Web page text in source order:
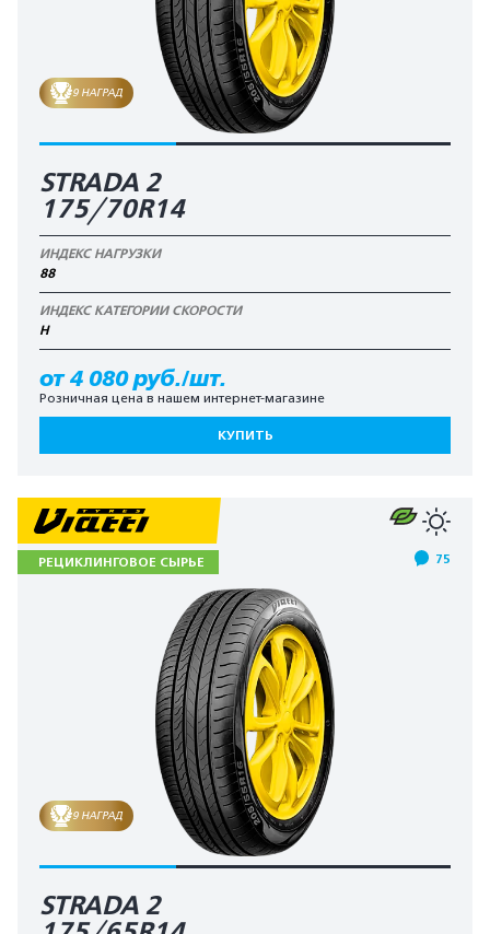
9 НАГРАД
STRADA 2
175/70R14
ИНДЕКС НАГРУЗКИ
88
ИНДЕКС КАТЕГОРИИ СКОРОСТИ
H
от 4 080 руб./шт.
Розничная цена в нашем интернет-магазине
КУПИТЬ
РЕЦИКЛИНГОВОЕ СЫРЬЕ 75
9 НАГРАД
STRADA 2